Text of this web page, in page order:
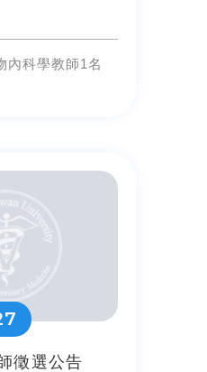
內科學教師1名
徵選公告